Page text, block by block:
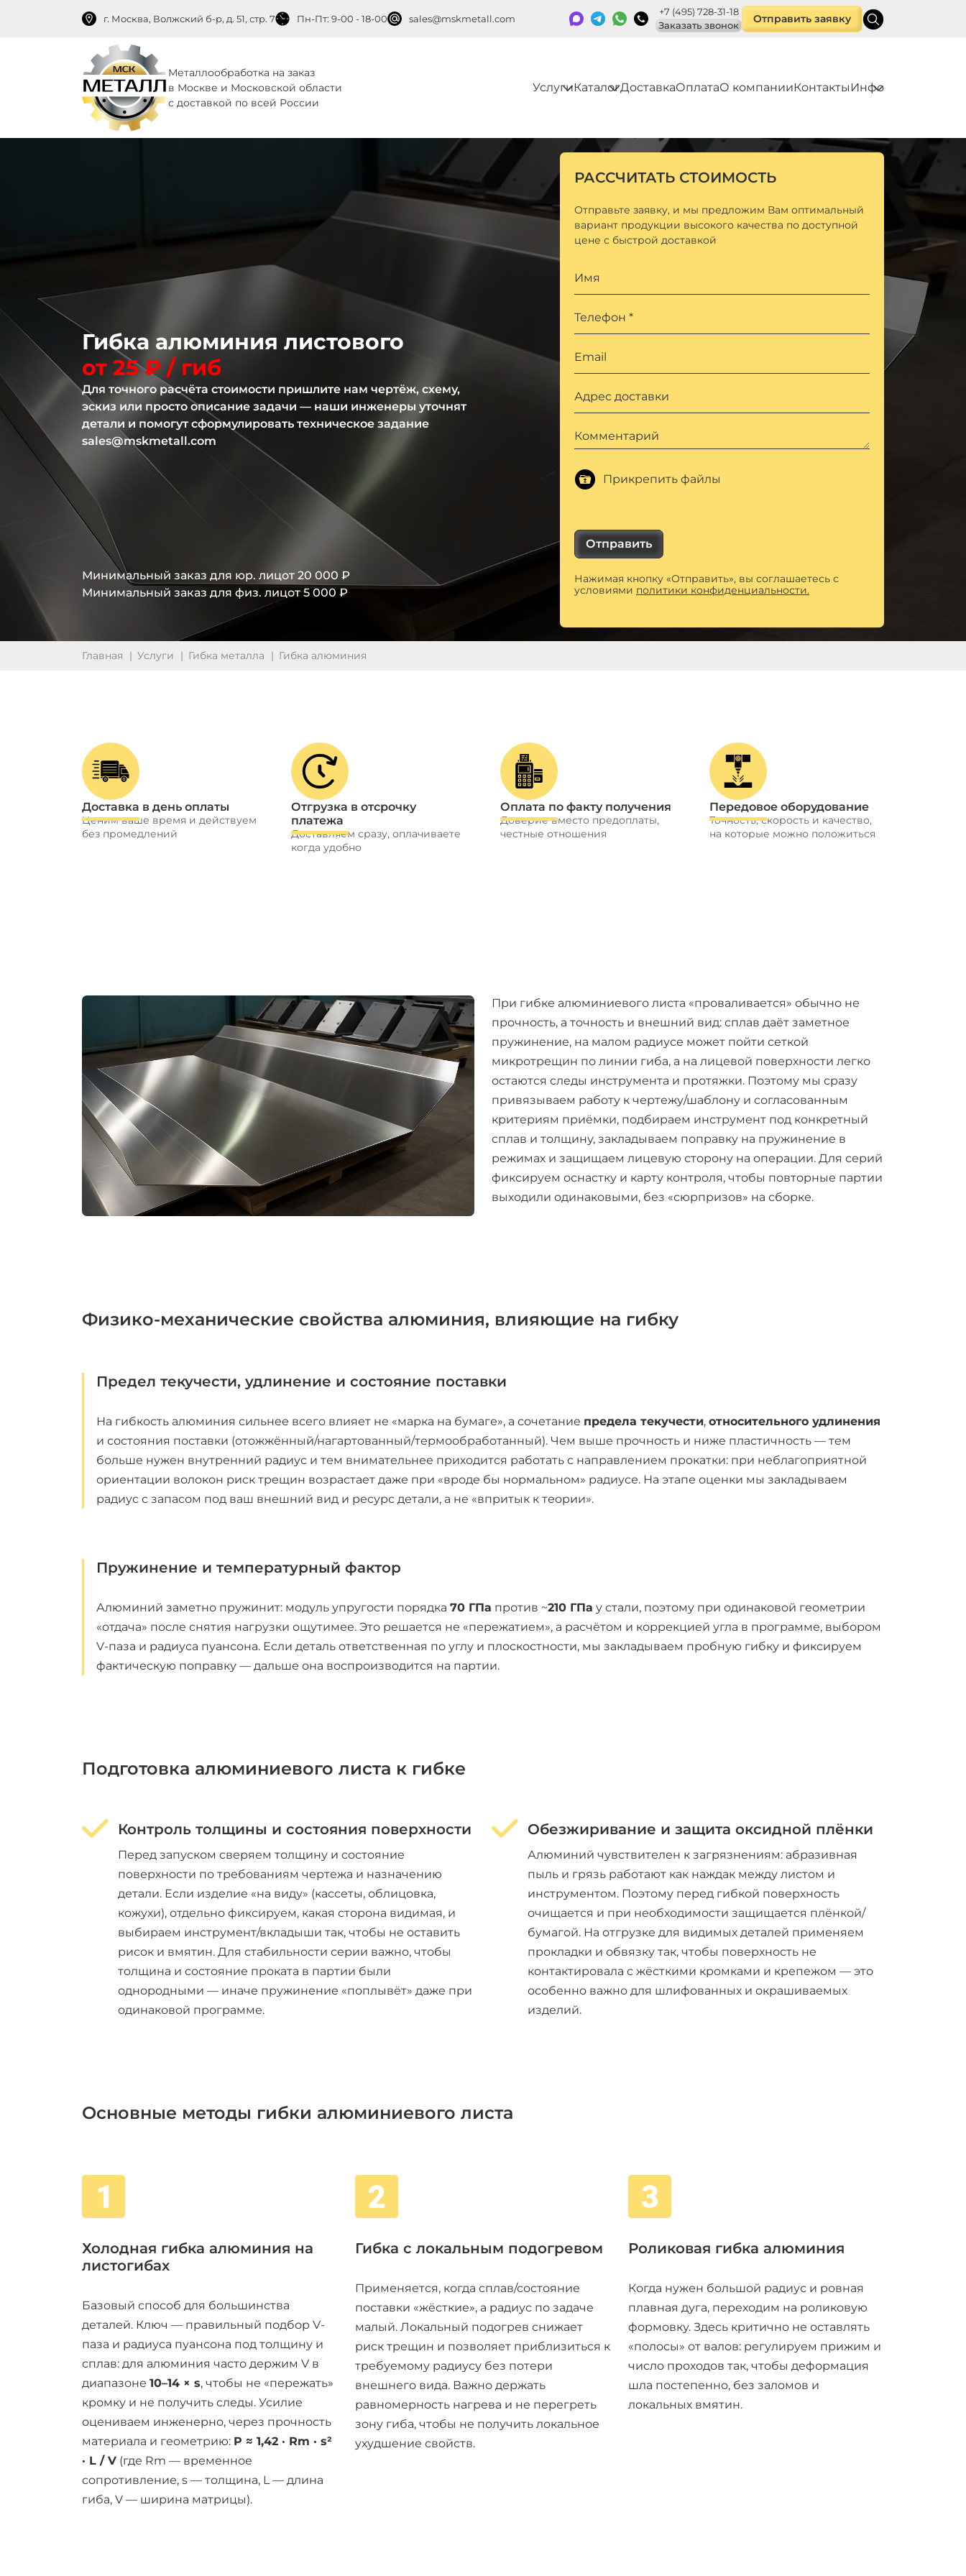
г. Москва, Волжский б-р, д. 51, стр. 7 Пн-Пт: 9-00 - 18-00 sales@mskmetall.com
+7 (495) 728-31-18
Заказать звонок
Отправить заявку
Металлообработка на заказ
в Москве и Московской области
с доставкой по всей России
УслугиКаталогДоставкаОплатаО компанииКонтакты Инфо
Гибка алюминия листового
от 25 ₽ / гиб
Для точного расчёта стоимости пришлите нам чертёж, схему,
эскиз или просто описание задачи — наши инженеры уточнят
детали и помогут сформулировать техническое задание
sales@mskmetall.com
Минимальный заказ для юр. лицот 20 000 ₽
Минимальный заказ для физ. лицот 5 000 ₽
РАССЧИТАТЬ СТОИМОСТЬ
Отправьте заявку, и мы предложим Вам оптимальный
вариант продукции высокого качества по доступной
цене с быстрой доставкой
Имя
Телефон *
Email
Адрес доставки
Комментарий
Прикрепить файлы
Отправить
Нажимая кнопку «Отправить», вы соглашаетесь с
условиями политики конфиденциальности.
Главная Услуги Гибка металла Гибка алюминия
Доставка в день оплаты
Ценим ваше время и действуем
без промедлений
Отгрузка в отсрочку
платежа
Доставляем сразу, оплачиваете
когда удобно
Оплата по факту получения
Доверие вместо предоплаты,
честные отношения
Передовое оборудование
Точность, скорость и качество,
на которые можно положиться
При гибке алюминиевого листа «проваливается» обычно не
прочность, а точность и внешний вид: сплав даёт заметное
пружинение, на малом радиусе может пойти сеткой
микротрещин по линии гиба, а на лицевой поверхности легко
остаются следы инструмента и протяжки. Поэтому мы сразу
привязываем работу к чертежу/шаблону и согласованным
критериям приёмки, подбираем инструмент под конкретный
сплав и толщину, закладываем поправку на пружинение в
режимах и защищаем лицевую сторону на операции. Для серий
фиксируем оснастку и карту контроля, чтобы повторные партии
выходили одинаковыми, без «сюрпризов» на сборке.
Физико-механические свойства алюминия, влияющие на гибку
Предел текучести, удлинение и состояние поставки
На гибкость алюминия сильнее всего влияет не «марка на бумаге», а сочетание предела текучести, относительного удлинения
и состояния поставки (отожжённый/нагартованный/термообработанный). Чем выше прочность и ниже пластичность — тем
больше нужен внутренний радиус и тем внимательнее приходится работать с направлением прокатки: при неблагоприятной
ориентации волокон риск трещин возрастает даже при «вроде бы нормальном» радиусе. На этапе оценки мы закладываем
радиус с запасом под ваш внешний вид и ресурс детали, а не «впритык к теории».
Пружинение и температурный фактор
Алюминий заметно пружинит: модуль упругости порядка 70 ГПа против ~210 ГПа у стали, поэтому при одинаковой геометрии
«отдача» после снятия нагрузки ощутимее. Это решается не «пережатием», а расчётом и коррекцией угла в программе, выбором
V-паза и радиуса пуансона. Если деталь ответственная по углу и плоскостности, мы закладываем пробную гибку и фиксируем
фактическую поправку — дальше она воспроизводится на партии.
Подготовка алюминиевого листа к гибке
Контроль толщины и состояния поверхности
Перед запуском сверяем толщину и состояние
поверхности по требованиям чертежа и назначению
детали. Если изделие «на виду» (кассеты, облицовка,
кожухи), отдельно фиксируем, какая сторона видимая, и
выбираем инструмент/вкладыши так, чтобы не оставить
рисок и вмятин. Для стабильности серии важно, чтобы
толщина и состояние проката в партии были
однородными — иначе пружинение «поплывёт» даже при
одинаковой программе.
Обезжиривание и защита оксидной плёнки
Алюминий чувствителен к загрязнениям: абразивная
пыль и грязь работают как наждак между листом и
инструментом. Поэтому перед гибкой поверхность
очищается и при необходимости защищается плёнкой/
бумагой. На отгрузке для видимых деталей применяем
прокладки и обвязку так, чтобы поверхность не
контактировала с жёсткими кромками и крепежом — это
особенно важно для шлифованных и окрашиваемых
изделий.
Основные методы гибки алюминиевого листа
Холодная гибка алюминия на
листогибах
Базовый способ для большинства
деталей. Ключ — правильный подбор V-
паза и радиуса пуансона под толщину и
сплав: для алюминия часто держим V в
диапазоне 10–14 × s, чтобы не «пережать»
кромку и не получить следы. Усилие
оцениваем инженерно, через прочность
материала и геометрию: P ≈ 1,42 · Rm · s²
· L / V (где Rm — временное
сопротивление, s — толщина, L — длина
гиба, V — ширина матрицы).
Гибка с локальным подогревом
Применяется, когда сплав/состояние
поставки «жёсткие», а радиус по задаче
малый. Локальный подогрев снижает
риск трещин и позволяет приблизиться к
требуемому радиусу без потери
внешнего вида. Важно держать
равномерность нагрева и не перегреть
зону гиба, чтобы не получить локальное
ухудшение свойств.
Роликовая гибка алюминия
Когда нужен большой радиус и ровная
плавная дуга, переходим на роликовую
формовку. Здесь критично не оставлять
«полосы» от валов: регулируем прижим и
число проходов так, чтобы деформация
шла постепенно, без заломов и
локальных вмятин.